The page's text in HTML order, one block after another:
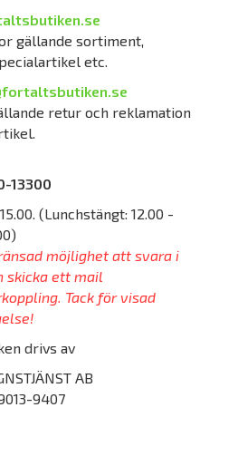
gällande sortiment,
etc.
retur och reklamation
13300
(Lunchstängt: 12.00 -
möjlighet att svara i
skicka ett mail
Tack för visad
drivs av
AB
9407